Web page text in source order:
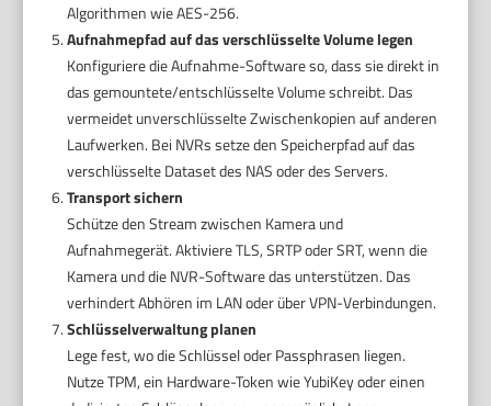
Algorithmen wie AES-256.
Aufnahmepfad auf das verschlüsselte Volume legen
Konfiguriere die Aufnahme-Software so, dass sie direkt in
das gemountete/entschlüsselte Volume schreibt. Das
vermeidet unverschlüsselte Zwischenkopien auf anderen
Laufwerken. Bei NVRs setze den Speicherpfad auf das
verschlüsselte Dataset des NAS oder des Servers.
Transport sichern
Schütze den Stream zwischen Kamera und
Aufnahmegerät. Aktiviere TLS, SRTP oder SRT, wenn die
Kamera und die NVR-Software das unterstützen. Das
verhindert Abhören im LAN oder über VPN-Verbindungen.
Schlüsselverwaltung planen
Lege fest, wo die Schlüssel oder Passphrasen liegen.
Nutze TPM, ein Hardware-Token wie YubiKey oder einen